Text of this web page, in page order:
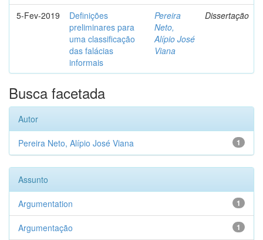
5-Fev-2019
Definições
preliminares para
uma classificação
das falácias
informais
Pereira
Neto,
Alípio José
Viana
Dissertação
Busca facetada
Autor
1
Pereira Neto, Alípio José Viana
Assunto
1
Argumentation
1
Argumentação